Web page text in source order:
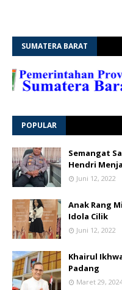
SUMATERA BARAT
POPULAR
Semangat
Hendri
Juni 12, 2022
Anak Rang
Idola Cilik
Juni 12, 2022
Khairul
Padang
Maret 29,